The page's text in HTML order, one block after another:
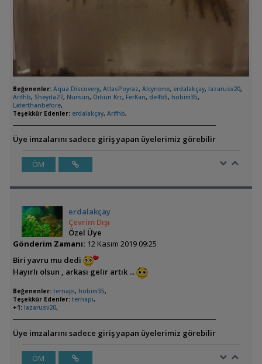
Beğenenler: Aqua Discovery, AtlasPoyraz, Alcynone, erdalakçay, lazarusv20,
Arifhb, Sheyda27, Nursun, Orkun Krc, FerKan, de4b5, hobim35,
Laterthanbefore,
Teşekkür Edenler: erdalakçay, Arifhb,
Üye imzalarını sadece giriş yapan üyelerimiz görebilir
ÖM
erdalakçay
Çevrim Dışı
Özel Üye
Gönderim Zamanı: 12 Kasım 2019 09:25
Biri yavru mu dedi
Hayırlı olsun , arkası gelir artık ...
Beğenenler: ternapi, hobim35,
Teşekkür Edenler: ternapi,
+1: lazarusv20,
Üye imzalarını sadece giriş yapan üyelerimiz görebilir
ÖM